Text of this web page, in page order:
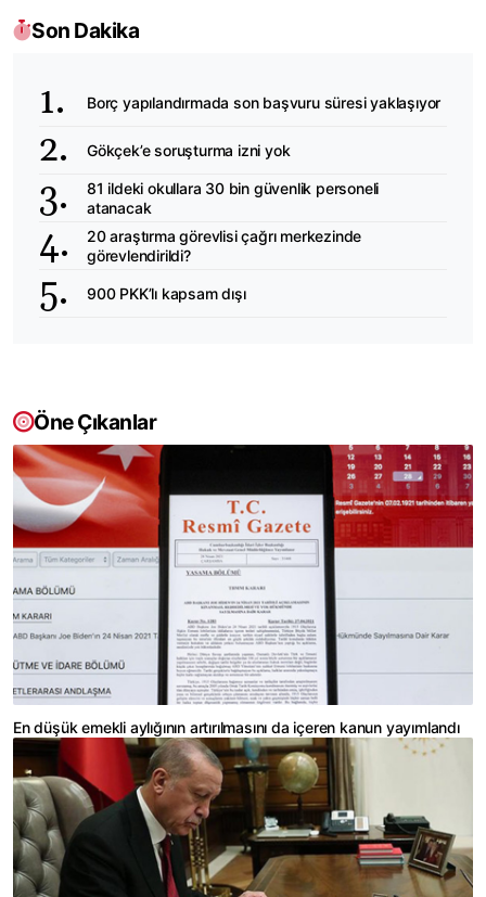
Son Dakika
Borç yapılandırmada son başvuru süresi yaklaşıyor
Gökçek’e soruşturma izni yok
81 ildeki okullara 30 bin güvenlik personeli
atanacak
20 araştırma görevlisi çağrı merkezinde
görevlendirildi?
900 PKK’lı kapsam dışı
Öne Çıkanlar
En düşük emekli aylığının artırılmasını da içeren kanun yayımlandı